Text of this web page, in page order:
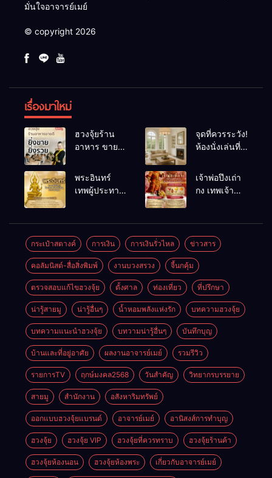
มั่นใจอาจารย์เมย์
© copyright 2026
เรื่องมาใหม่
ฮวงจุ้ยร้าน
อาหาร ขายดี
เคล็ดลับปรับ
ดวง ปรับร้าน
ให้ลูกค้าแน่น
จุดที่ควรระวัง!
ห้องนั่งเล่นที่
พลังชีวิต
พระอินทร์
เทพผู้ประทาน
เจ้าพ่อปึงเถ่า
กง เทพเจ้า
กระเป๋าสตางค์ การเงิน การเงินรั่วไหล ข่าวสาร
คอลัมนิสต์-สื่อสิ่งพิมพ์ งานบวงสรวง จี้นกคุ้ม
ตรวจสอบแก้ไขฮวงจุ้ย ตั้งศาล ท่องเที่ยว ที่ปรึกษา
น่ารู้สายมู น่ารู้อื่นๆ น้ำหอมพลังแห่งรัก บทความฮวงจุ้ย
บทความแนะนำฮวงจุ้ย บทวามน่ารู้อื่นๆ บันทึกบุญ
บ้านและที่อยู่อาศัย ผลงานอาจารย์เมย์ รวมรีวิว
รายการTV ฤกษ์มงคล2568 วันสำคัญ วิทยากรบรรยาย
สายมู สำนักงาน อสังหาริมทรัพย์
ออกแบบฮวงจุ้ยแบรนด์ อาจารย์เมย์ อานิสงส์การทำบุญ
ฮวงจุ้ย ฮวงจุ้ย VIP ฮวงจุ้ยที่ควรทราบ ฮวงจุ้ยร้านค้า
ฮวงจุ้ยห้องนอน ฮวงจุ้ยห้องพระ เกี่ยวกับอาจารย์เมย์